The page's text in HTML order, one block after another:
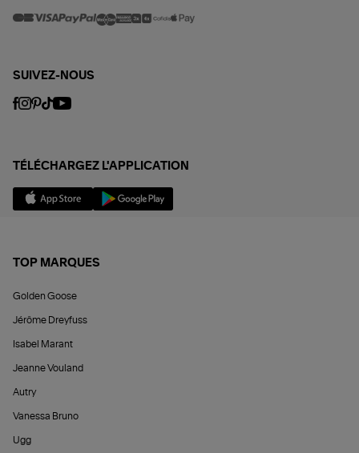
SUIVEZ-NOUS
TÉLÉCHARGEZ L'APPLICATION
TOP MARQUES
Golden Goose
Jérôme Dreyfuss
Isabel Marant
Jeanne Vouland
Autry
Vanessa Bruno
Ugg